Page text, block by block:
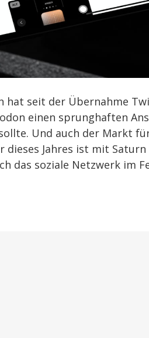
hat seit der Übernahme
einen sprunghaften
Und auch der Markt
Jahres ist mit
das soziale Netzwerk im